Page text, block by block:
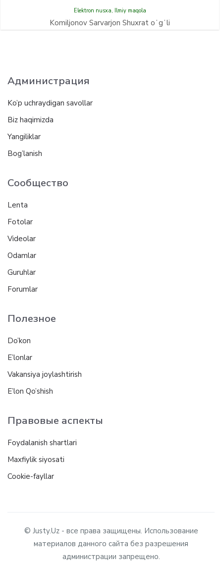
Elektron nusxa, Ilmiy maqola
Komiljonov Sarvarjon Shuxrat oʻgʻli
Администрация
Ko’p uchraydigan savollar
Biz haqimizda
Yangiliklar
Bog’lanish
Сообщество
Lenta
Fotolar
Videolar
Odamlar
Guruhlar
Forumlar
Полезное
Do’kon
E’lonlar
Vakansiya joylashtirish
E’lon Qo’shish
Правовые аспекты
Foydalanish shartlari
Maxfiylik siyosati
Cookie-fayllar
© Justy.Uz - все права защищены. Использование
материалов данного сайта без разрешения
администрации запрещено.